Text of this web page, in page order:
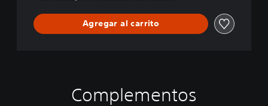
Agregar al carrito
Complementos